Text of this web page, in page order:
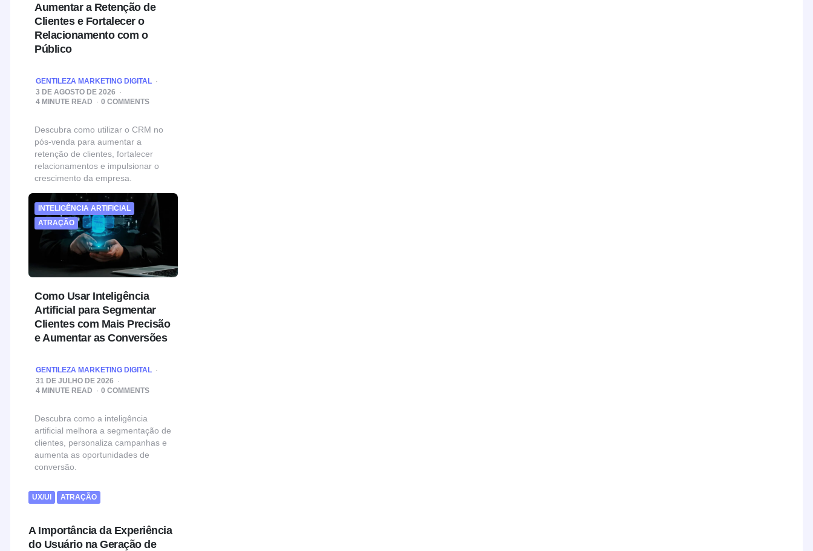
Aumentar a Retenção de
Clientes e Fortalecer o
Relacionamento com o
Público
POSTED
BY
GENTILEZA MARKETING DIGITAL
3 DE AGOSTO DE 2026
4 MINUTE READ 0 COMMENTS
Descubra como utilizar o CRM no
pós-venda para aumentar a
retenção de clientes, fortalecer
relacionamentos e impulsionar o
crescimento da empresa.
INTELIGÊNCIA ARTIFICIAL
ATRAÇÃO
Como Usar Inteligência
Artificial para Segmentar
Clientes com Mais Precisão
e Aumentar as Conversões
POSTED
GENTILEZA MARKETING DIGITAL
31 DE JULHO DE 2026
4 MINUTE READ 0 COMMENTS
Descubra como a inteligência
artificial melhora a segmentação de
clientes, personaliza campanhas e
aumenta as oportunidades de
conversão.
UX/UI ATRAÇÃO
A Importância da Experiência
do Usuário na Geração de